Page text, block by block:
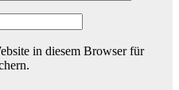
in diesem Browser für